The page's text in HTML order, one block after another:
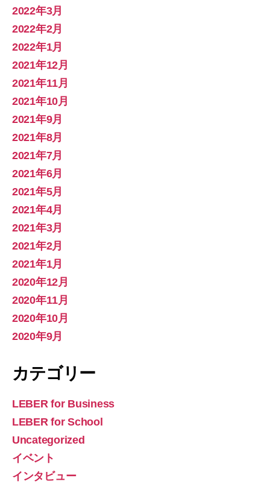
2022年3月
2022年2月
2022年1月
2021年12月
2021年11月
2021年10月
2021年9月
2021年8月
2021年7月
2021年6月
2021年5月
2021年4月
2021年3月
2021年2月
2021年1月
2020年12月
2020年11月
2020年10月
2020年9月
カテゴリー
LEBER for Business
LEBER for School
Uncategorized
イベント
インタビュー